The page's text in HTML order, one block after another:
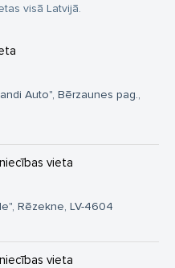
visā Latvijā.
Auto", Bērzaunes pag.,
vieta
Rēzekne, LV-4604
vieta